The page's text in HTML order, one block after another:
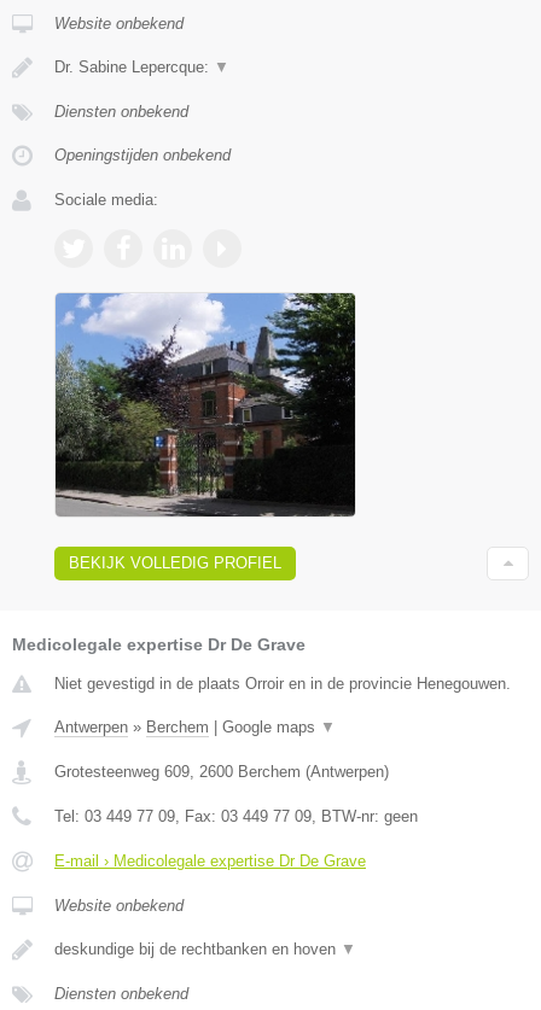
Website onbekend
Dr. Sabine Lepercque: ▼
Diensten onbekend
Openingstijden onbekend
Sociale media:
BEKIJK VOLLEDIG PROFIEL
Medicolegale expertise Dr De Grave
Niet gevestigd in de plaats Orroir en in de provincie Henegouwen.
Antwerpen » Berchem Google maps ▼
Grotesteenweg 609, 2600 Berchem (Antwerpen)
Tel: 03 449 77 09, Fax: 03 449 77 09, BTW-nr: geen
E-mail › Medicolegale expertise Dr De Grave
Website onbekend
deskundige bij de rechtbanken en hoven ▼
Diensten onbekend